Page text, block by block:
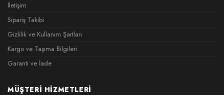
İletişim
Sipariş Takibi
Gizlilik ve Kullanım Şartları
Kargo ve Taşıma Bilgileri
Garanti ve İade
MÜŞTERI HIZMETLERI